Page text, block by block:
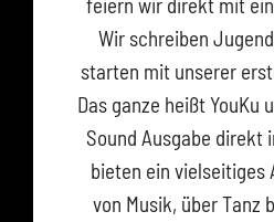
Wir schreiben
starten mit unserer
Das ganze heißt YouKu
Sound Ausgabe direkt
bieten ein vielseitiges
von Musik, über Tanz